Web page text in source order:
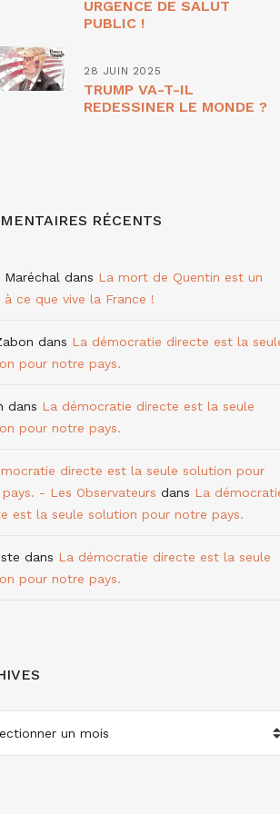
URGENCE DE SALUT
PUBLIC !
28 JUIN 2025
TRUMP VA-T-IL
REDESSINER LE MONDE ?
RÉCENTS
Maréchal dans La mort de Quentin est un
à ce que vive la France !
dans La démocratie directe est la
pour notre pays.
dans La démocratie directe est la seule
pour notre pays.
directe est la seule solution pour
- Les Observateurs dans La
est la seule solution pour notre pays.
dans La démocratie directe est la seule
pour notre pays.